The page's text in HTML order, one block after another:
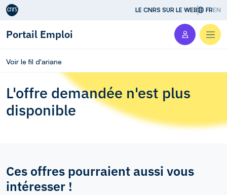
Aller au contenu LE CNRS SUR LE WEB FREN
Portail Emploi
Voir le fil d'ariane
L'offre demandée n'est plus
disponible
Ces offres pourraient aussi vous
intéresser !